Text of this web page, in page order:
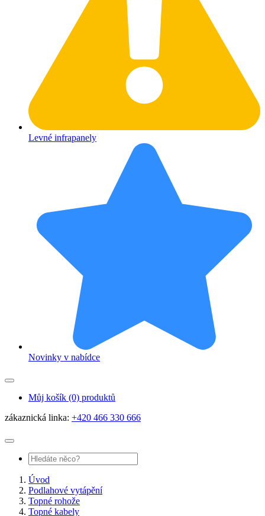
Levné infrapanely
Novinky v nabídce
Můj košík (0) produktů
zákaznická linka: +420 466 330 666
Úvod
Podlahové vytápění
Topné rohože
Topné kabely